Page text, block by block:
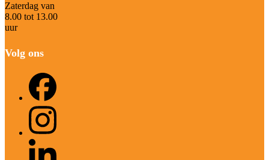
Zaterdag van
8.00 tot 13.00
uur
Volg ons
Instagram